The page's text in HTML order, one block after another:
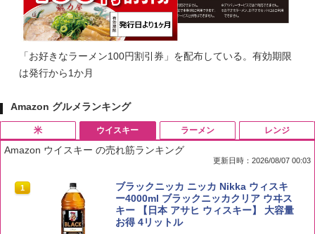
「お好きなラーメン100円割引券」を配布している。有効期限
は発行から1か月
Amazon グルメランキング
米
1 by Amazon 国産ブレンド米 精米 5kg
￥2,650
ウイスキー
Amazon ウイスキー の売れ筋ランキング
更新日時：2026/08/07 00:03
1
ブラックニッカ ニッカ Nikka ウィスキ
ー4000ml ブラックニッカクリア ウヰス
キー 【日本 アサヒ ウィスキー】 大容量
お得 4リットル
ラーメン レンジ